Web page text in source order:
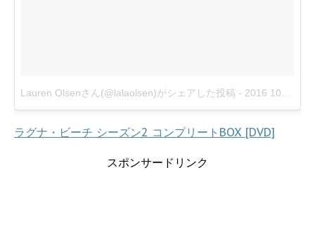
Lauren Olsenさん(@lalaolsen)がシェアした投稿 - 2016 10月 30 4:24午後 PDT
ラグナ・ビーチ シーズン2 コンプリートBOX [DVD]
スポンサードリンク